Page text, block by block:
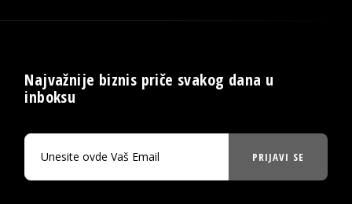
Najvažnije biznis priče svakog dana u
inboksu
PRIJAVI SE